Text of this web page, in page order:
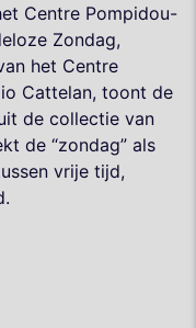
Centre Pompidou-
Zondag,
het Centre
Cattelan, toont de
de collectie van
de “zondag” als
vrije tijd,